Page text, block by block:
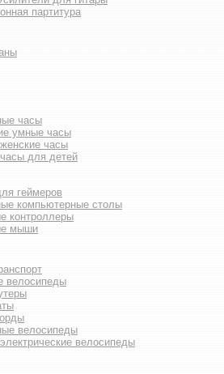
партитура
часы
умные часы
часы
для детей
геймеров
компьютерные столы
контроллеры
мыши
велосипеды
велосипеды
велосипеды